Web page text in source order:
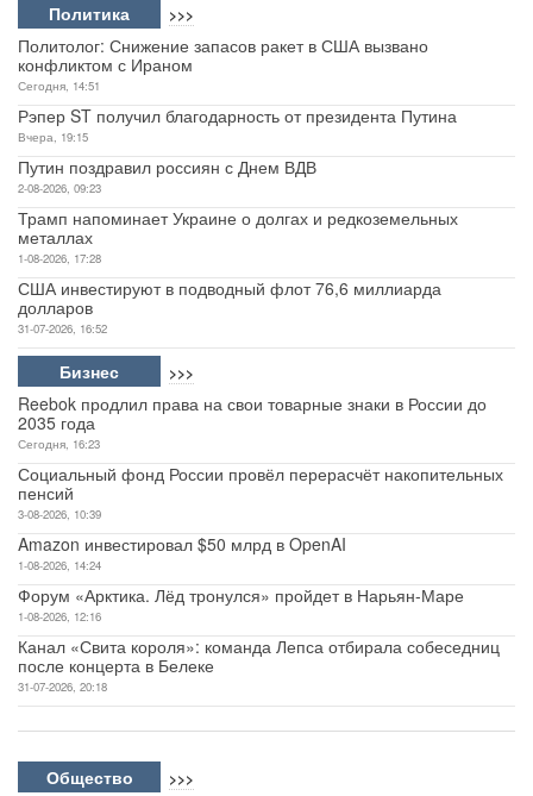
Политика >>>
Политолог: Снижение запасов ракет в США вызвано
конфликтом с Ираном
Сегодня, 14:51
Рэпер ST получил благодарность от президента Путина
Вчера, 19:15
Путин поздравил россиян с Днем ВДВ
2-08-2026, 09:23
Трамп напоминает Украине о долгах и редкоземельных
металлах
1-08-2026, 17:28
США инвестируют в подводный флот 76,6 миллиарда
долларов
31-07-2026, 16:52
Бизнес >>>
Reebok продлил права на свои товарные знаки в России до
2035 года
Сегодня, 16:23
Социальный фонд России провёл перерасчёт накопительных
пенсий
3-08-2026, 10:39
Amazon инвестировал $50 млрд в OpenAI
1-08-2026, 14:24
Форум «Арктика. Лёд тронулся» пройдет в Нарьян-Маре
1-08-2026, 12:16
Канал «Свита короля»: команда Лепса отбирала собеседниц
после концерта в Белеке
31-07-2026, 20:18
Общество >>>